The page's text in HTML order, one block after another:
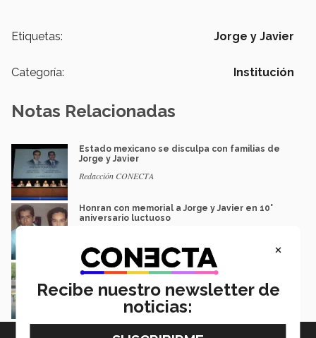
Etiquetas: Jorge y Javier
Categoría: Institución
Notas Relacionadas
Estado mexicano se disculpa con familias de
Jorge y Javier
Redacción CONECTA
Honran con memorial a Jorge y Javier en 10°
aniversario luctuoso
Colocan arreglo floral en memoria de Jorge y
Javier
Marlene González | campus Monterrey
×
Recibe nuestro newsletter de
noticias: